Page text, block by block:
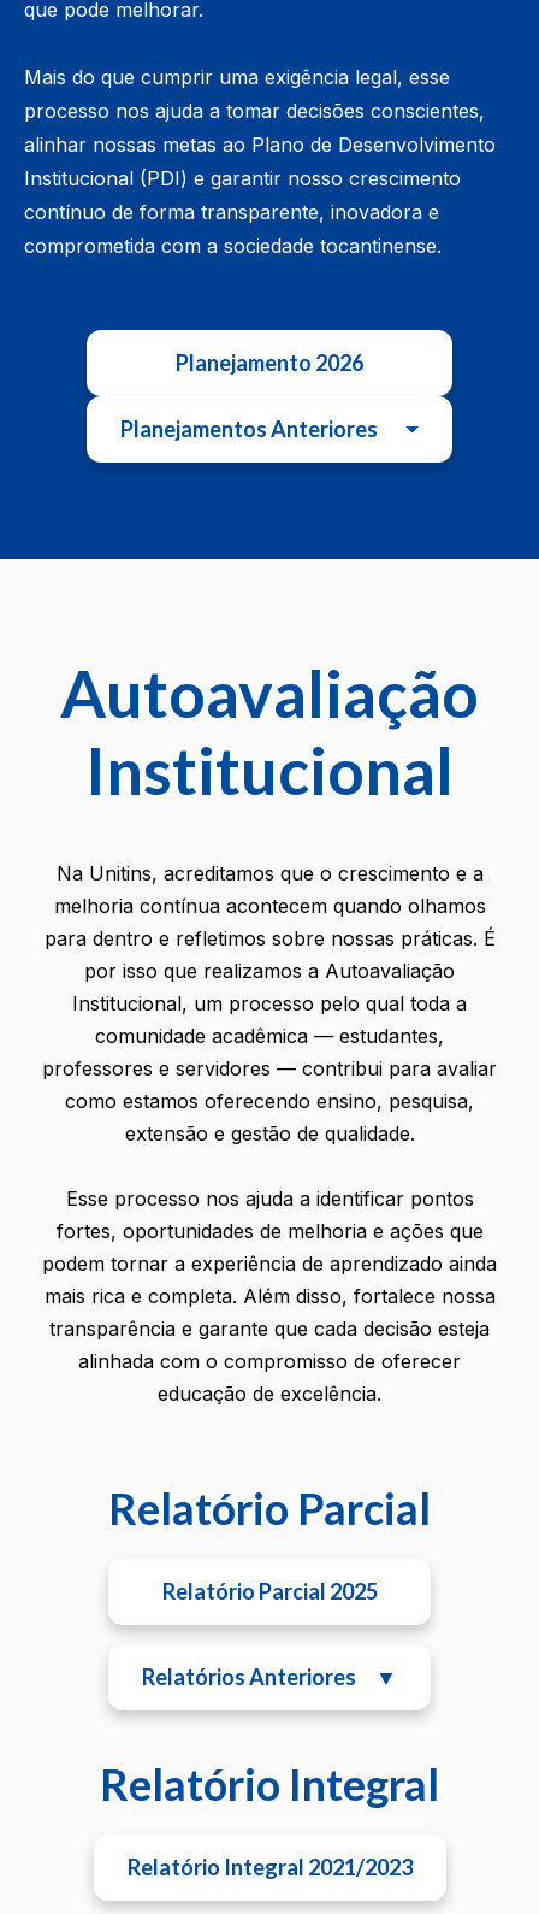
que pode melhorar.
Mais do que cumprir uma exigência legal, esse
processo nos ajuda a tomar decisões conscientes,
alinhar nossas metas ao Plano de Desenvolvimento
Institucional (PDI) e garantir nosso crescimento
contínuo de forma transparente, inovadora e
comprometida com a sociedade tocantinense.
Planejamento 2026
Planejamentos Anteriores
Autoavaliação
Institucional
Na Unitins, acreditamos que o crescimento e a
melhoria contínua acontecem quando olhamos
para dentro e refletimos sobre nossas práticas. É
por isso que realizamos a Autoavaliação
Institucional, um processo pelo qual toda a
comunidade acadêmica — estudantes,
professores e servidores — contribui para avaliar
como estamos oferecendo ensino, pesquisa,
extensão e gestão de qualidade.
Esse processo nos ajuda a identificar pontos
fortes, oportunidades de melhoria e ações que
podem tornar a experiência de aprendizado ainda
mais rica e completa. Além disso, fortalece nossa
transparência e garante que cada decisão esteja
alinhada com o compromisso de oferecer
educação de excelência.
Relatório Parcial
Relatório Parcial 2025
Relatórios Anteriores ▼
Relatório Integral
Relatório Integral 2021/2023